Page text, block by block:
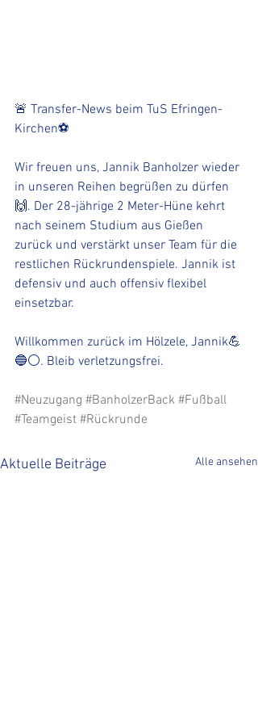
🚨 Transfer-News beim TuS Efringen-
Kirchen⚽️
Wir freuen uns, Jannik Banholzer wieder
in unseren Reihen begrüßen zu dürfen
🙌. Der 28-jährige 2 Meter-Hüne kehrt
nach seinem Studium aus Gießen
zurück und verstärkt unser Team für die
restlichen Rückrundenspiele. Jannik ist
defensiv und auch offensiv flexibel
einsetzbar.
Willkommen zurück im Hölzele, Jannik💪
🔵⚪. Bleib verletzungsfrei. ️
#Neuzugang #BanholzerBack #Fußball
#Teamgeist #Rückrunde
Aktuelle Beiträge Alle ansehen